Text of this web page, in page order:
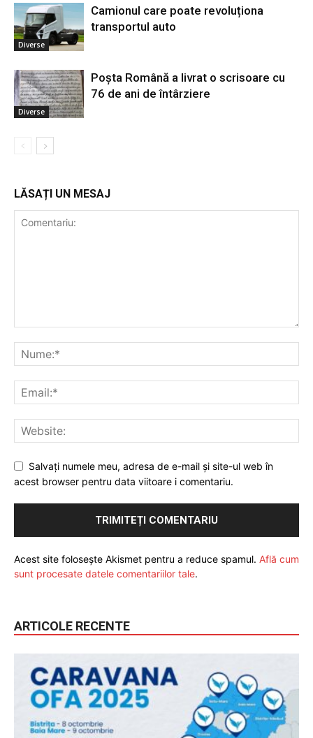
Diverse
Camionul care poate revoluționa
transportul auto
Diverse
Poșta Română a livrat o scrisoare cu
76 de ani de întârziere
LĂSAȚI UN MESAJ
Salvați numele meu, adresa de e-mail și site-ul web în
acest browser pentru data viitoare i comentariu.
Acest site folosește Akismet pentru a reduce spamul. Află cum
sunt procesate datele comentariilor tale.
ARTICOLE RECENTE